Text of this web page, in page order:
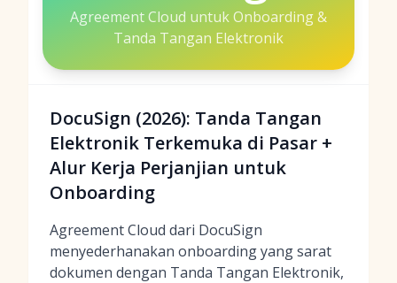
Agreement Cloud untuk Onboarding &
Tanda Tangan Elektronik
DocuSign (2026): Tanda Tangan
Elektronik Terkemuka di Pasar +
Alur Kerja Perjanjian untuk
Onboarding
Agreement Cloud dari DocuSign
menyederhanakan onboarding yang sarat
dokumen dengan Tanda Tangan Elektronik,